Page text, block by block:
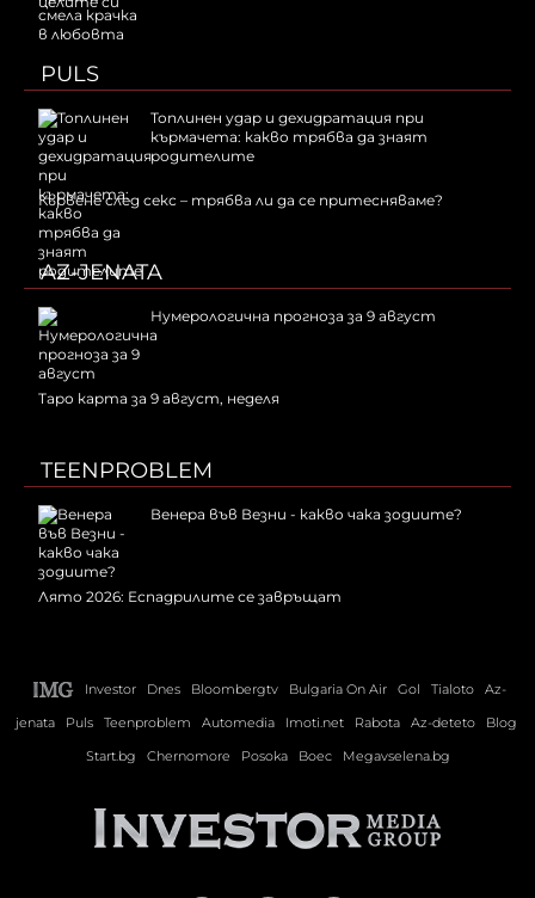
PULS
Топлинен удар и дехидратация при
кърмачета: какво трябва да знаят
родителите
Кървене след секс – трябва ли да се притесняваме?
AZ-JENATA
Нумерологична прогноза за 9 август
Таро карта за 9 август, неделя
TEENPROBLEM
Венера във Везни - какво чака зодиите?
Лято 2026: Еспадрилите се завръщат
Investor Dnes Bloombergtv Bulgaria On Air Gol Tialoto
Az-
jenata
Puls Teenproblem Automedia Imoti.net Rabota Az-deteto
Blog
Start.bg
Chernomore Posoka Boec Megavselena.bg